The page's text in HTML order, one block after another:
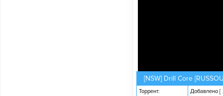
[NSW] Drill Core
Торрент: Добавлено [